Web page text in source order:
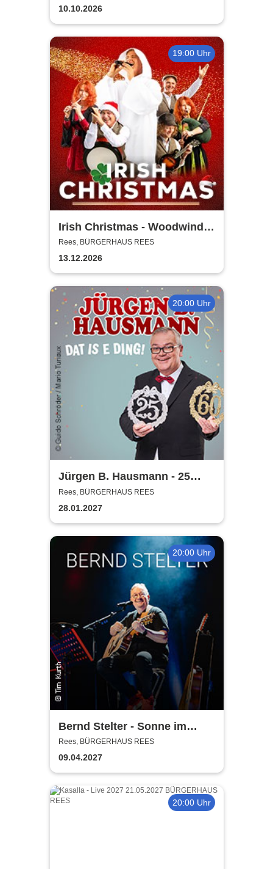
10.10.2026
19:00 Uhr
Irish Christmas - Woodwind &
Steel
Rees, BÜRGERHAUS REES
13.12.2026
20:00 Uhr
Jürgen B. Hausmann - 25
Jahre - Dat is e Ding!
Rees, BÜRGERHAUS REES
28.01.2027
20:00 Uhr
Bernd Stelter - Sonne im
Herzen, Blödsinn im Kopp!
Rees, BÜRGERHAUS REES
09.04.2027
20:00 Uhr